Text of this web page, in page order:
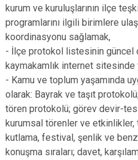
kurum ve kuruluşlarının ilçe
programlarını ilgili birimlere
koordinasyonu sağlamak,
- İlçe protokol listesinin güncel
kaymakamlık internet sitesinde
- Kamu ve toplum yaşamında
olarak: Bayrak ve taşıt
tören protokolü; görev devir-
kurumsal törenler ve etkinlikler,
kutlama, festival, şenlik ve
konuşma sıraları; davet,